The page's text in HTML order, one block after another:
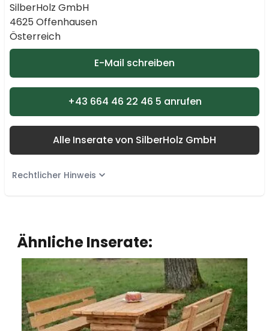
SilberHolz GmbH
4625 Offenhausen
Österreich
E-Mail schreiben
+43 664 46 22 46 5 anrufen
Alle Inserate von SilberHolz GmbH
Rechtlicher Hinweis
Ähnliche Inserate: